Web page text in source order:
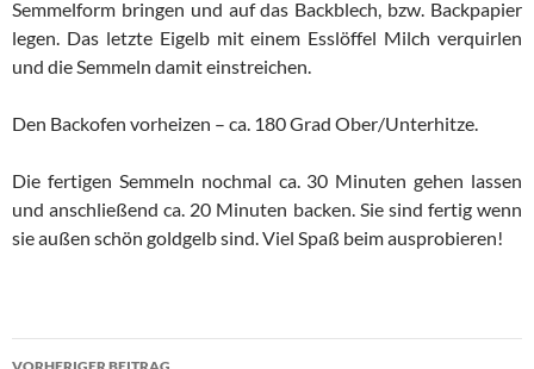
Semmelform bringen und auf das Backblech, bzw. Backpapier
legen. Das letzte Eigelb mit einem Esslöffel Milch verquirlen
und die Semmeln damit einstreichen.
Den Backofen vorheizen – ca. 180 Grad Ober/Unterhitze.
Die fertigen Semmeln nochmal ca. 30 Minuten gehen lassen
und anschließend ca. 20 Minuten backen. Sie sind fertig wenn
sie außen schön goldgelb sind. Viel Spaß beim ausprobieren!
Beitragsnavigation